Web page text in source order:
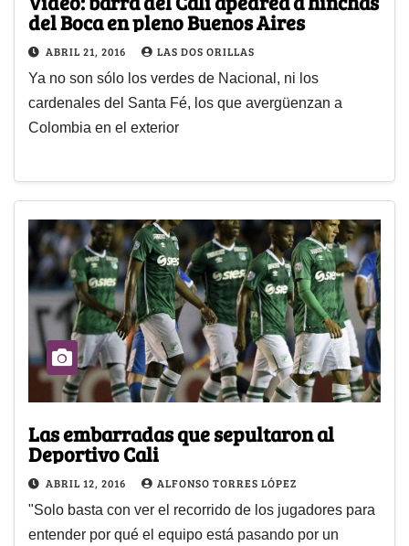
del Boca en pleno Buenos Aires
ABRIL 21, 2016 LAS DOS ORILLAS
Ya no son sólo los verdes de Nacional, ni los
cardenales del Santa Fé, los que avergüenzan a
Colombia en el exterior
Las embarradas que sepultaron al
Deportivo Cali
ABRIL 12, 2016 ALFONSO TORRES LÓPEZ
"Solo basta con ver el recorrido de los jugadores para
entender por qué el equipo está pasando por un